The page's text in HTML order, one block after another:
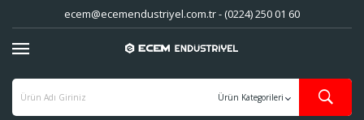
ecem@ecemendustriyel.com.tr - (0224) 250 01 60